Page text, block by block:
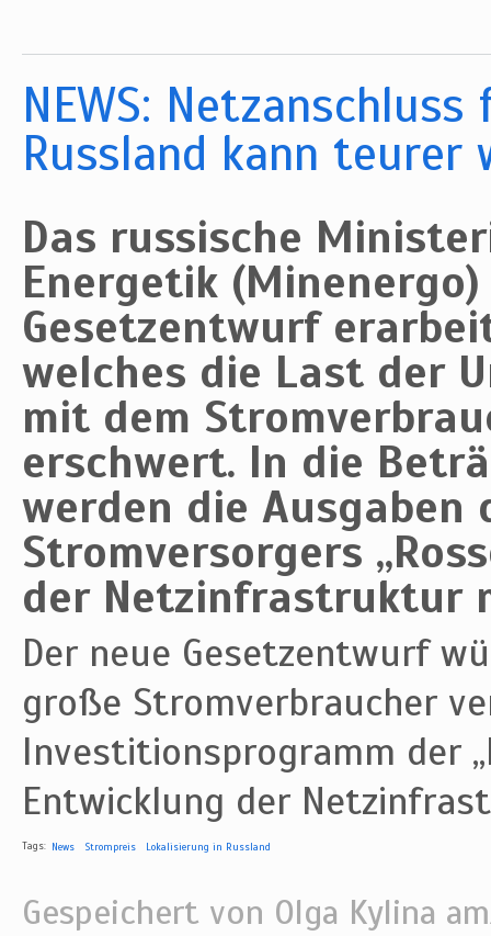
NEWS:
Russland kann teurer
Das russische
Energetik
Gesetzentwurf
welches die Last der
mit dem
erschwert. In die
werden die Ausgaben
Stromversorgers
der Netzinfrastruktur
Der neue Gesetzentwurf
große Stromverbraucher
Investitionsprogramm der
Entwicklung der
Tags: News Strompreis Lokalisierung in Russland
Gespeichert von Olga Kylina